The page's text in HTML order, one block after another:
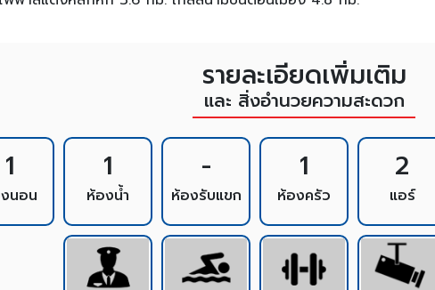
รายละเอียดเพิ่มเติม
และ สิ่งอำนวยความสะดวก
1
นอน
1
ห้องน้ำ
-
ห้องรับแขก
1
ห้องครัว
2
แอร์